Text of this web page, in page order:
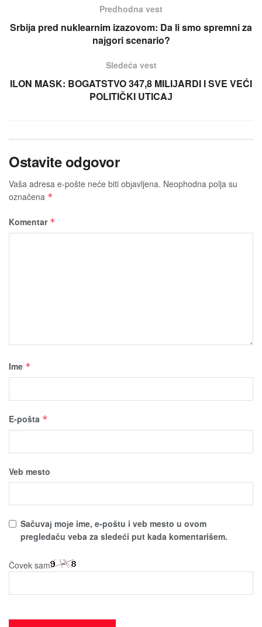
Predhodna vest
Srbiјa pred nuklearnim izazovom: Da li smo spremni za
naјgori scenario?
Sledeća vest
ILON MASK: BOGATSTVO 347,8 MILIЈARDI I SVE VEĆI
POLITIČKI UTICAЈ
Ostavite odgovor
Vaša adresa e-pošte neće biti obјavljena. Neophodna polja su
označena *
Komentar *
Ime *
E-pošta *
Veb mesto
Sačuvaј moјe ime, e-poštu i veb mesto u ovom
pregledaču veba za sledeći put kada komentarišem.
Čovek sam